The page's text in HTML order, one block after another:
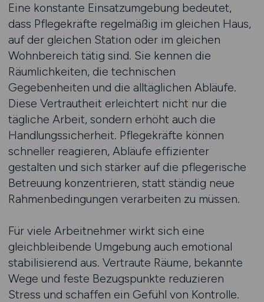
Eine konstante Einsatzumgebung bedeutet,
dass Pflegekräfte regelmäßig im gleichen Haus,
auf der gleichen Station oder im gleichen
Wohnbereich tätig sind. Sie kennen die
Räumlichkeiten, die technischen
Gegebenheiten und die alltäglichen Abläufe.
Diese Vertrautheit erleichtert nicht nur die
tägliche Arbeit, sondern erhöht auch die
Handlungssicherheit. Pflegekräfte können
schneller reagieren, Abläufe effizienter
gestalten und sich stärker auf die pflegerische
Betreuung konzentrieren, statt ständig neue
Rahmenbedingungen verarbeiten zu müssen.
Für viele Arbeitnehmer wirkt sich eine
gleichbleibende Umgebung auch emotional
stabilisierend aus. Vertraute Räume, bekannte
Wege und feste Bezugspunkte reduzieren
Stress und schaffen ein Gefühl von Kontrolle.